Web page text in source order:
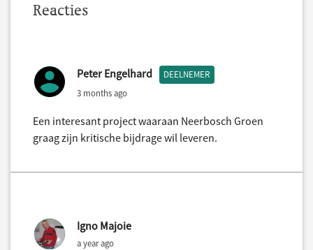
Reacties
Peter Engelhard DEELNEMER
3 months ago
Een interesant project waaraan Neerbosch Groen
graag zijn kritische bijdrage wil leveren.
Igno Majoie
a year ago